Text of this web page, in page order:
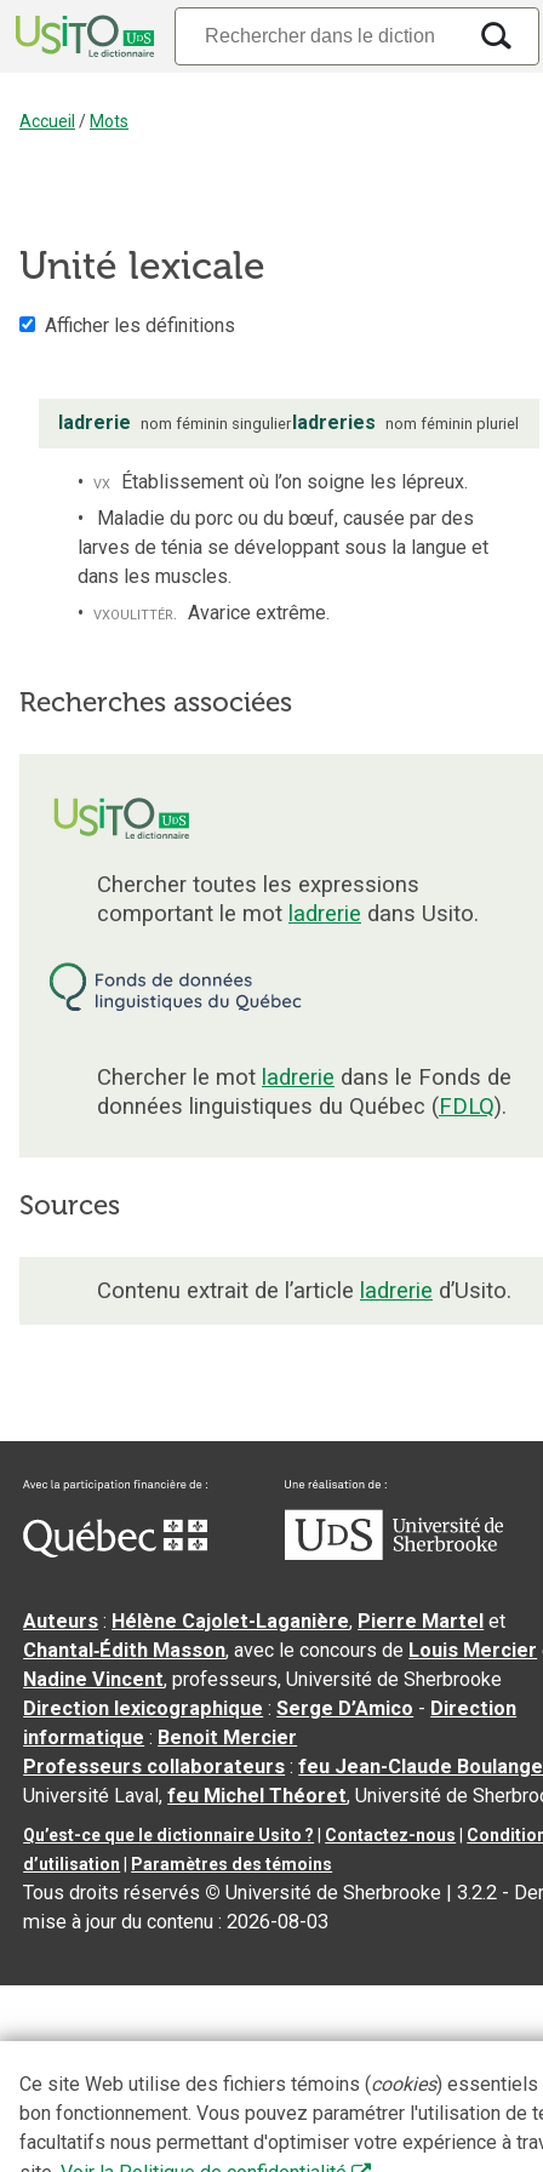
Accueil / Mots
Unité lexicale
Afficher les définitions
ladrerie nom féminin singulierladreries nom féminin pluriel
vx Établissement où l’on soigne les lépreux.
Maladie du porc ou du bœuf, causée par des
larves de ténia se développant sous la langue et
dans les muscles.
vxoulittér. Avarice extrême.
Recherches associées
Chercher toutes les expressions
comportant le mot ladrerie dans Usito.
Chercher le mot ladrerie dans le Fonds de
données linguistiques du Québec (FDLQ).
Sources
Contenu extrait de l’article ladrerie d’Usito.
Auteurs : Hélène Cajolet-Laganière, Pierre Martel et
Chantal‑Édith Masson, avec le concours de Louis Mercier
Nadine Vincent, professeurs, Université de Sherbrooke
Direction lexicographique :Serge D’Amico - Direction
informatique : Benoit Mercier
Professeurs collaborateurs :feu Jean-Claude
Université Laval,feu Michel Théoret, Université de
Qu’est-ce que le dictionnaire Usito ? Contactez-nous
d’utilisation
Paramètres des témoins
Tous droits réservés © Université de Sherbrooke |3.2.2 -
mise à jour du contenu :2026-08-03
Ce site Web utilise des fichiers témoins (cookies) essentiels
bon fonctionnement. Vous pouvez paramétrer l'utilisation de
facultatifs nous permettant d'optimiser votre expérience à